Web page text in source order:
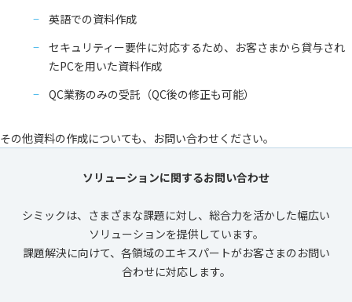
英語での資料作成
セキュリティー要件に対応するため、お客さまから貸与され
たPCを用いた資料作成
QC業務のみの受託（QC後の修正も可能）
その他資料の作成についても、お問い合わせください。
ソリューションに関するお問い合わせ
シミックは、さまざまな課題に対し、総合力を活かした幅広い
ソリューションを提供しています。
課題解決に向けて、各領域のエキスパートがお客さまのお問い
合わせに対応します。